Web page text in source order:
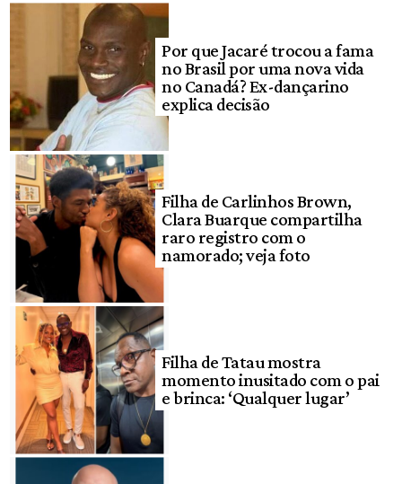
Por que Jacaré trocou a fama
no Brasil por uma nova vida
no Canadá? Ex-dançarino
explica decisão
Filha de Carlinhos Brown,
Clara Buarque compartilha
raro registro com o
namorado; veja foto
Filha de Tatau mostra
momento inusitado com o pai
e brinca: ‘Qualquer lugar’